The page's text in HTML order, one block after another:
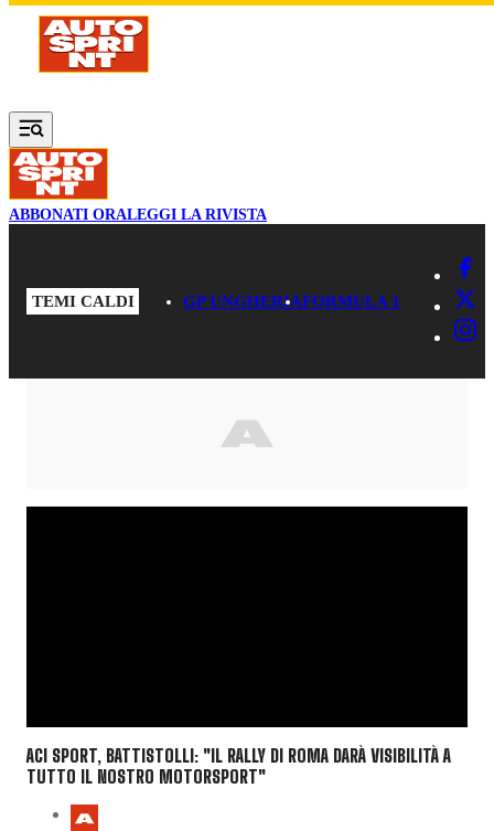
Vai al contenuto principale
ABBONATI ORALEGGI LA RIVISTA
TEMI CALDI GP UNGHERIAFORMULA 1
ACI SPORT, BATTISTOLLI: "IL RALLY DI ROMA DARÀ VISIBILITÀ A
TUTTO IL NOSTRO MOTORSPORT"